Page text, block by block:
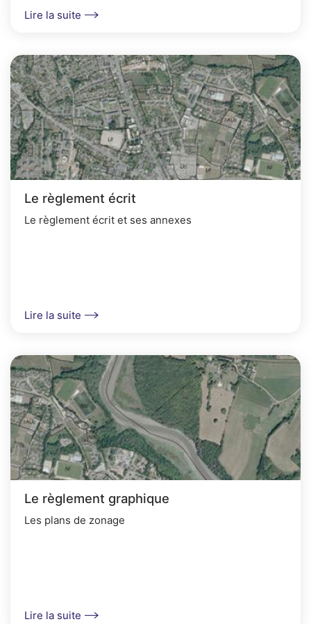
Lire la suite
Le règlement écrit
Le règlement écrit et ses annexes
Lire la suite
Le règlement graphique
Les plans de zonage
Lire la suite